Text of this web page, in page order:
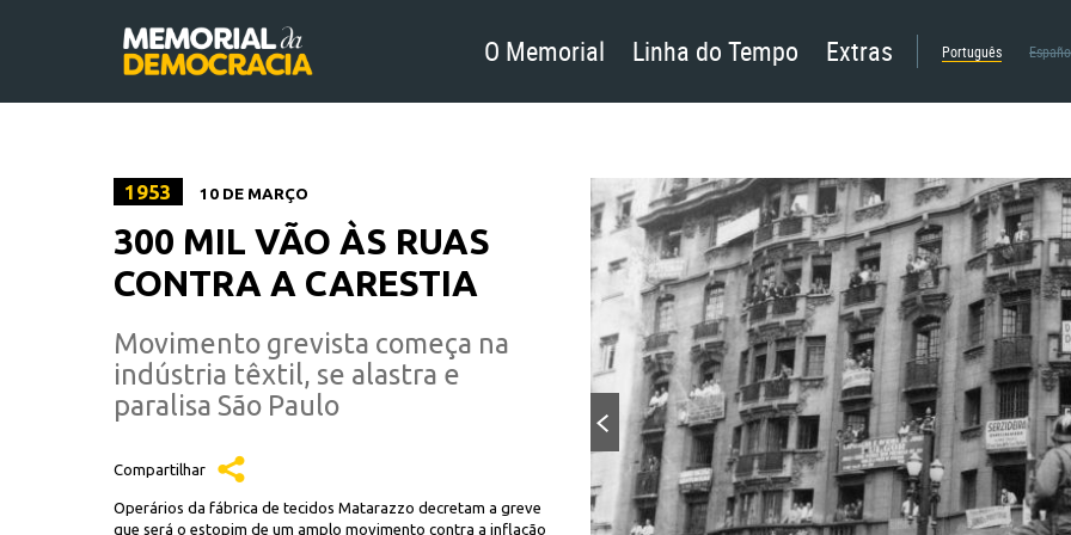
O Memorial Linha do Tempo Extras Português
1953 10 DE MARÇO
300 MIL VÃO ÀS RUAS
CONTRA A CARESTIA
Movimento grevista começa na
indústria têxtil, se alastra e
paralisa São Paulo
Compartilhar
Operários da fábrica de tecidos Matarazzo decretam a greve
que será o estopim de um amplo movimento contra a inflação